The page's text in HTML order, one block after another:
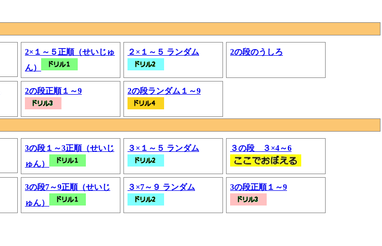
2×１～５正順（せいじゅ
ん）
２×１～５ ランダム 2の段のうしろ
2の段正順１～9 2の段ランダム１～9
3の段１～3正順（せいじ
ゅん）
３×１～５ ランダム ３の段 ３×4～6
3の段7～9正順（せいじ
ゅん）
３×7～９ ランダム 3の段正順１～9